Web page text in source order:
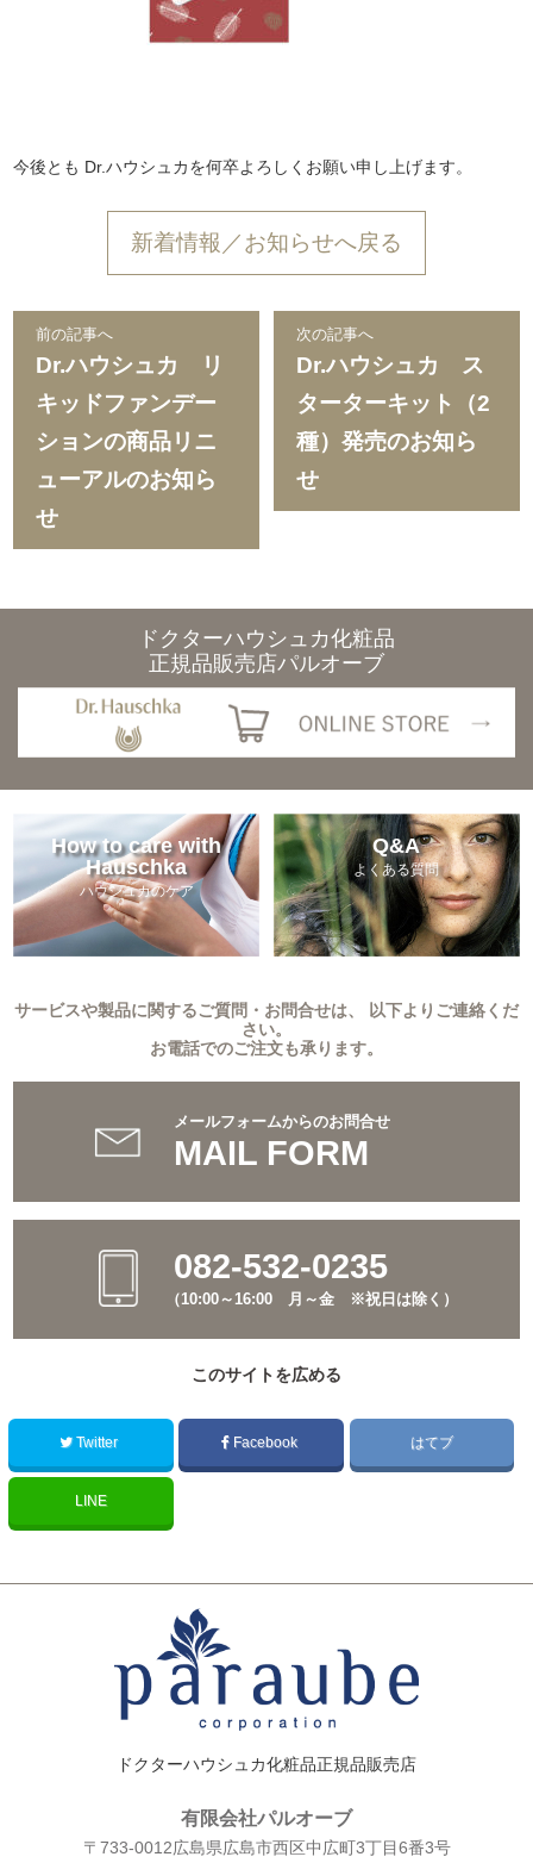
今後とも Dr.ハウシュカを何卒よろしくお願い申し上げます。
新着情報／お知らせへ戻る
前の記事へ
Dr.ハウシュカ リ
キッドファンデー
ションの商品リニ
ューアルのお知ら
せ
次の記事へ
Dr.ハウシュカ ス
ターターキット（2
種）発売のお知ら
せ
ドクターハウシュカ化粧品
正規品販売店パルオーブ
How to care with
Hauschka
ハウシュカのケア
Q&A
よくある質問
サービスや製品に関するご質問・お問合せは、 以下よりご連絡くだ
さい。
お電話でのご注文も承ります。
メールフォームからのお問合せ
MAIL FORM
082-532-0235
（10:00～16:00 月～金 ※祝日は除く）
このサイトを広める
Twitter Facebook はてブ
LINE
ドクターハウシュカ化粧品正規品販売店
有限会社パルオーブ
〒733-0012広島県広島市西区中広町3丁目6番3号